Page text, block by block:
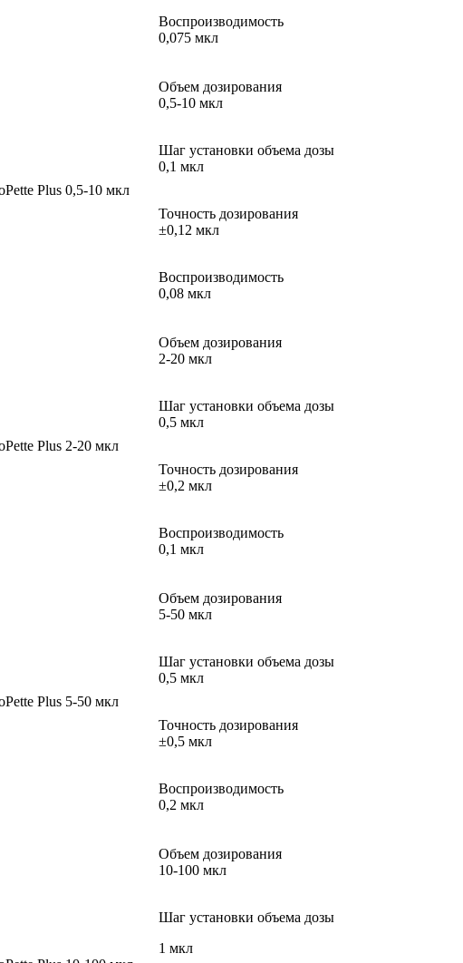
Воспроизводимость
0,075 мкл
Plus 0,5-10 мкл
Объем дозирования
0,5-10 мкл
Шаг установки объема дозы
0,1 мкл
Точность дозирования
±0,12 мкл
Воспроизводимость
0,08 мкл
Plus 2-20 мкл
Объем дозирования
2-20 мкл
Шаг установки объема дозы
0,5 мкл
Точность дозирования
±0,2 мкл
Воспроизводимость
0,1 мкл
Plus 5-50 мкл
Объем дозирования
5-50 мкл
Шаг установки объема дозы
0,5 мкл
Точность дозирования
±0,5 мкл
Воспроизводимость
0,2 мкл
Объем дозирования
10-100 мкл
Шаг установки объема дозы
1 мкл